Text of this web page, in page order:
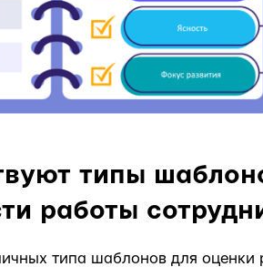
типы
работы
типа шаблонов для оценки